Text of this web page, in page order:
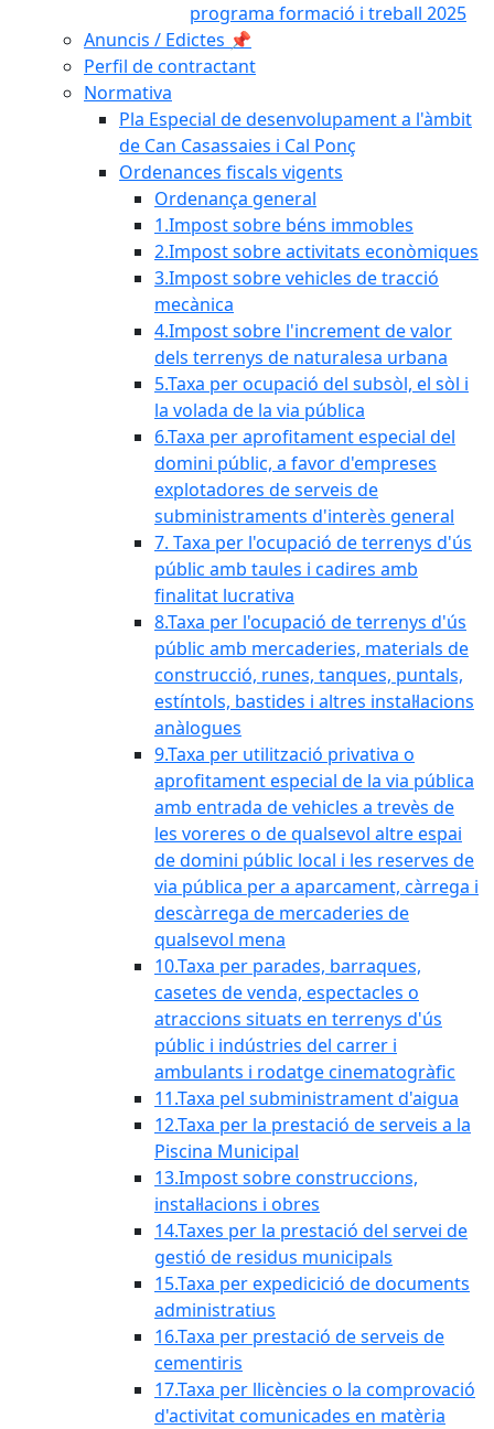
programa formació i treball 2025
Anuncis / Edictes 📌
Perfil de contractant
Normativa
Pla Especial de desenvolupament a l'àmbit
de Can Casassaies i Cal Ponç
Ordenances fiscals vigents
Ordenança general
1.Impost sobre béns immobles
2.Impost sobre activitats econòmiques
3.Impost sobre vehicles de tracció
mecànica
4.Impost sobre l'increment de valor
dels terrenys de naturalesa urbana
5.Taxa per ocupació del subsòl, el sòl i
la volada de la via pública
6.Taxa per aprofitament especial del
domini públic, a favor d'empreses
explotadores de serveis de
subministraments d'interès general
7. Taxa per l'ocupació de terrenys d'ús
públic amb taules i cadires amb
finalitat lucrativa
8.Taxa per l'ocupació de terrenys d'ús
públic amb mercaderies, materials de
construcció, runes, tanques, puntals,
estíntols, bastides i altres instal·lacions
anàlogues
9.Taxa per utilització privativa o
aprofitament especial de la via pública
amb entrada de vehicles a trevès de
les voreres o de qualsevol altre espai
de domini públic local i les reserves de
via pública per a aparcament, càrrega i
descàrrega de mercaderies de
qualsevol mena
10.Taxa per parades, barraques,
casetes de venda, espectacles o
atraccions situats en terrenys d'ús
públic i indústries del carrer i
ambulants i rodatge cinematogràfic
11.Taxa pel subministrament d'aigua
12.Taxa per la prestació de serveis a la
Piscina Municipal
13.Impost sobre construccions,
instal·lacions i obres
14.Taxes per la prestació del servei de
gestió de residus municipals
15.Taxa per expedicició de documents
administratius
16.Taxa per prestació de serveis de
cementiris
17.Taxa per llicències o la comprovació
d'activitat comunicades en matèria